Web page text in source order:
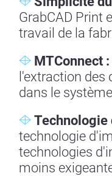
GrabCAD Print
travail de la
MTConnect :
l'extraction
dans le
Technologie
technologie
technologies
moins